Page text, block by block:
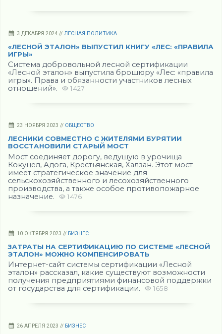
3 ДЕКАБРЯ 2024 // ЛЕСНАЯ ПОЛИТИКА
«ЛЕСНОЙ ЭТАЛОН» ВЫПУСТИЛ КНИГУ «ЛЕС: «ПРАВИЛА
ИГРЫ»
Система добровольной лесной сертификации
«Лесной эталон» выпустила брошюру «Лес: «правила
игры». Права и обязанности участников лесных
отношений».
1427
23 НОЯБРЯ 2023 // ОБЩЕСТВО
ЛЕСНИКИ СОВМЕСТНО С ЖИТЕЛЯМИ БУРЯТИИ
ВОССТАНОВИЛИ СТАРЫЙ МОСТ
Мост соединяет дорогу, ведущую в урочища
Кокуцел, Адога, Крестьянская, Халзан. Этот мост
имеет стратегическое значение для
сельскохозяйственного и лесохозяйственного
производства, а также особое противопожарное
назначение.
1476
10 ОКТЯБРЯ 2023 // БИЗНЕС
ЗАТРАТЫ НА СЕРТИФИКАЦИЮ ПО СИСТЕМЕ «ЛЕСНОЙ
ЭТАЛОН» МОЖНО КОМПЕНСИРОВАТЬ
Интернет-сайт системы сертификации «Лесной
эталон» рассказал, какие существуют возможности
получения предприятиями финансовой поддержки
от государства для сертификации.
1658
26 АПРЕЛЯ 2023 // БИЗНЕС